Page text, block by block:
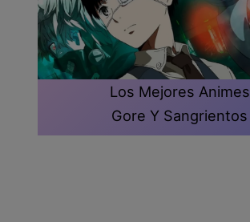
Los Mejores Animes
Gore Y Sangrientos